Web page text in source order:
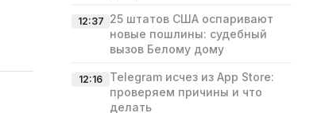
12:37 25 штатов США оспаривают
новые пошлины: судебный
вызов Белому дому
12:16
Telegram исчез из App Store:
проверяем причины и что
делать